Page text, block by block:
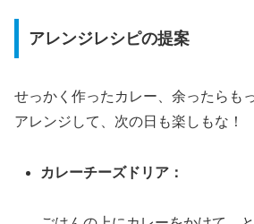
アレンジレシピの提案
せっかく作ったカレー、余ったらも
アレンジして、次の日も楽しもな！
カレーチーズドリア：